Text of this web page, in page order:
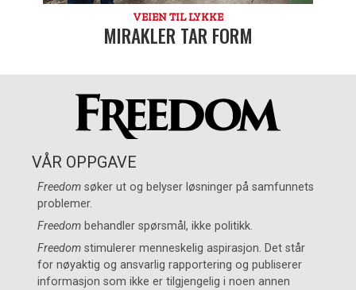
VEIEN TIL LYKKE
MIRAKLER TAR FORM
VÅR OPPGAVE
Freedom søker ut og belyser løsninger på samfunnets
problemer.
Freedom behandler spørsmål, ikke politikk.
Freedom stimulerer menneskelig aspirasjon. Det står
for nøyaktig og ansvarlig rapportering og publiserer
informasjon som ikke er tilgjengelig i noen annen